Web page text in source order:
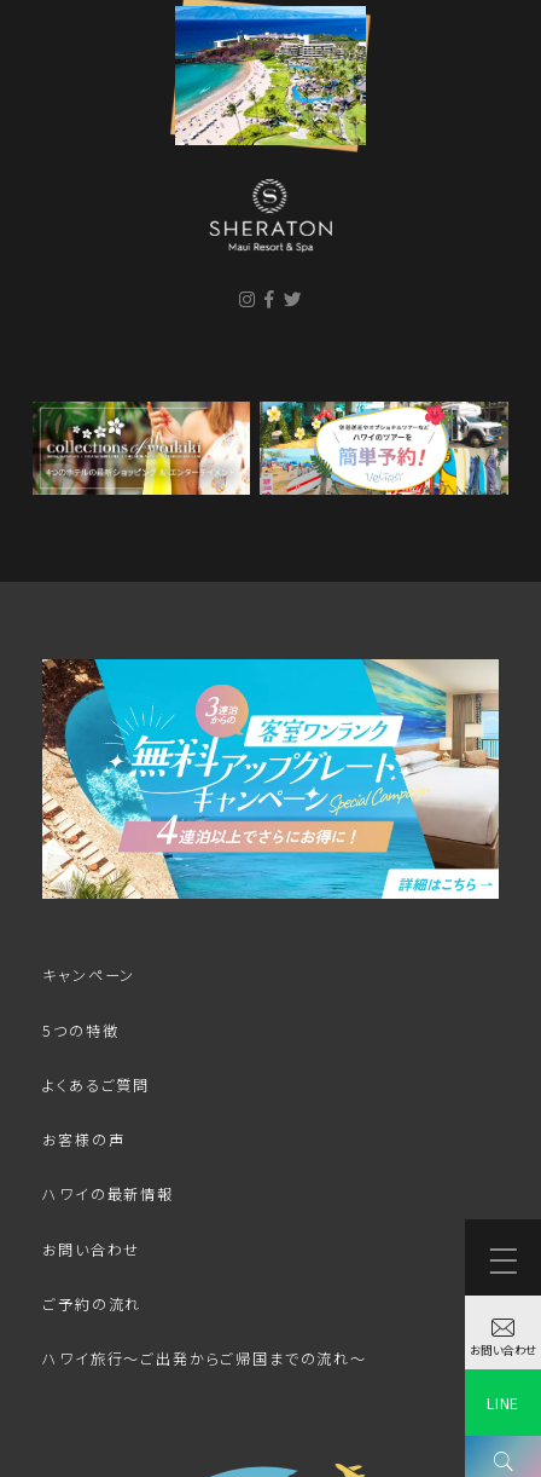
キャンペーン
5つの特徴
よくあるご質問
お客様の声
ハワイの最新情報
お問い合わせ
ご予約の流れ
ハワイ旅行～ご出発からご帰国までの流れ～ お問い合わせ
LINE